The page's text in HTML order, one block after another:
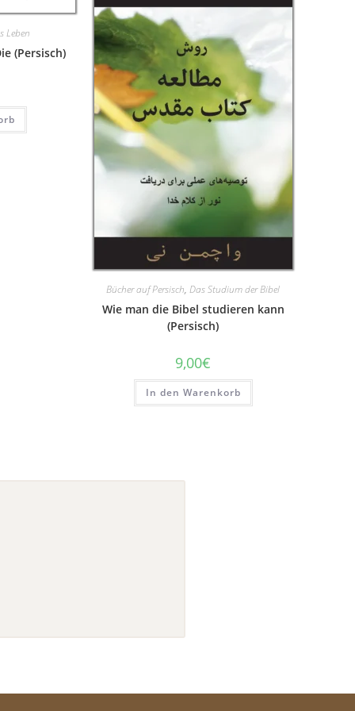
Leben
(Persisch)
Bücher auf Persisch,Das Studium der Bibel
Wie man die Bibel studieren kann
(Persisch)
9,00€
In den Warenkorb